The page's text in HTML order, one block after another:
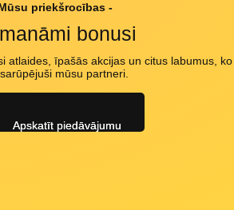
priekšrocības -
bonusi
atlaides, īpašās akcijas un citus labumus, ko
mūsu partneri.